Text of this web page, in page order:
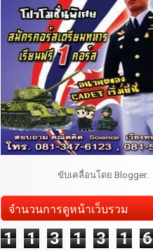
ขับเคลื่อนโดย Blogger.
จำนวนการดูหน้าเว็บรวม
1 1 3 1 3 1 6